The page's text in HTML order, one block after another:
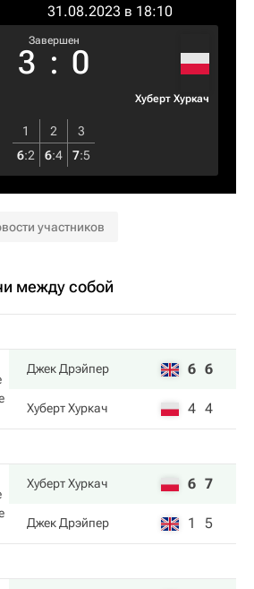
31.08.2023 в 18:10
Завершен
3 : 0
Хуберт Хуркач
1 2
3
6:2 6:4 7:5
участников
между собой
Джек Дрэйпер 6 6
Хуберт Хуркач 4 4
Хуберт Хуркач 6 7
Джек Дрэйпер 1 5